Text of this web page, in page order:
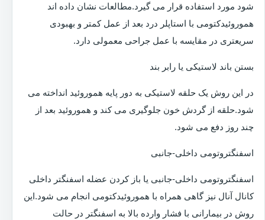
شود مورد استفاده قرار می گیرد.مطالعات نشان داده اند
هموروئیدکتومی با استاپلر درد بعد از عمل کمتر و بهبودی
سریعتری در مقایسه با عمل جراحی معمولی دارد.
بستن باند لاستیکی یا رابر بند
در این روش یک حلقه لاستیکی به دور پایه هموروئید انداخته می
شود.حلقه از گردش خون جلوگیری می کند و هموروئید بعد از
چند روز دفع می شود.
اسفنگتروتومی داخلی-جانبی
اسفنگتروتومی داخلی-جانبی یا باز کردن عضله اسفنگتر داخلی
کانال آنال نیز گاهی همراه با هموروئیدکتومی انجام می شود.این
روش در بیمارانی با فشار وارده بالا به اسفنگتر در حالت